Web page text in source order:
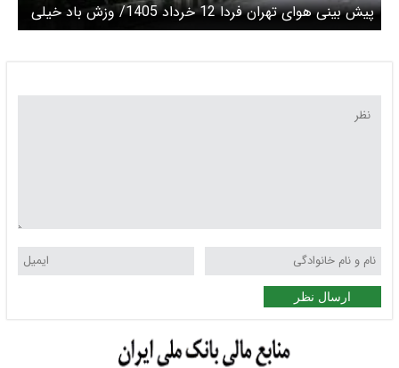
پیش بینی هوای تهران فردا 12 خرداد 1405/ وزش باد خیلی
شدید
ارسال نظر